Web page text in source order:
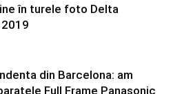
în turele foto Delta
din Barcelona: am
Full Frame Panasonic